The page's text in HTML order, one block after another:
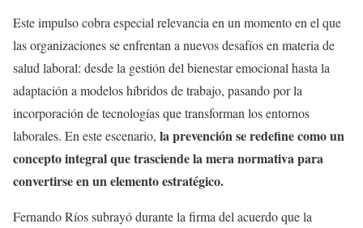
Este impulso cobra especial relevancia en un momento en el que
las organizaciones se enfrentan a nuevos desafíos en materia de
salud laboral: desde la gestión del bienestar emocional hasta la
adaptación a modelos híbridos de trabajo, pasando por la
incorporación de tecnologías que transforman los entornos
laborales. En este escenario, la prevención se redefine como un
concepto integral que trasciende la mera normativa para
convertirse en un elemento estratégico.
Fernando Ríos subrayó durante la firma del acuerdo que la